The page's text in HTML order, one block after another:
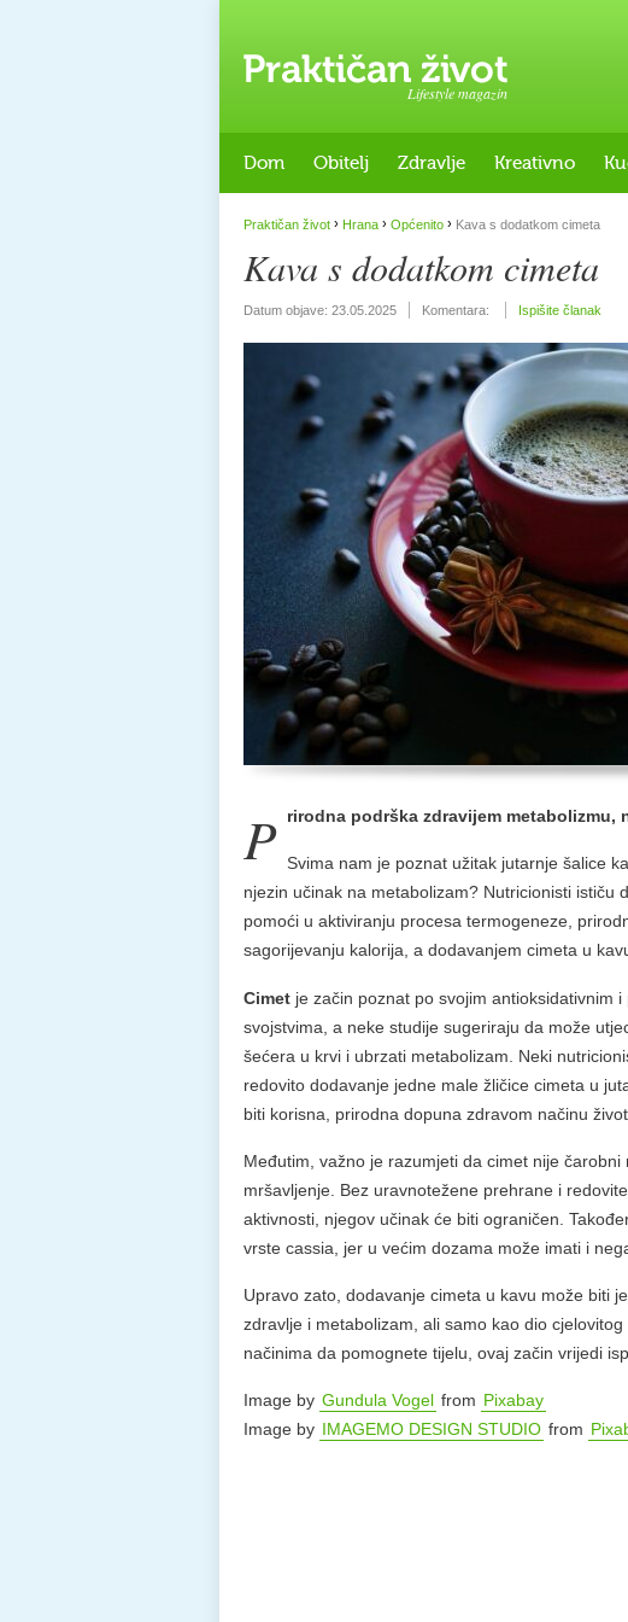
Lifestyle magazin
Dom Obitelj Zdravlje Kreativno
Praktičan život › Hrana › Općenito › Kava s dodatkom cimeta
Kava s dodatkom cimeta
Datum objave: 23.05.2025 Komentara: Ispišite članak
P rirodna podrška zdravijem metabolizmu,
Svima nam je poznat užitak jutarnje šalice
njezin učinak na metabolizam? Nutricionisti ističu
pomoći u aktiviranju procesa termogeneze,
sagorijevanju kalorija, a dodavanjem cimeta u
Cimet je začin poznat po svojim antioksidativnim i
svojstvima, a neke studije sugeriraju da može
šećera u krvi i ubrzati metabolizam. Neki
redovito dodavanje jedne male žličice cimeta u
biti korisna, prirodna dopuna zdravom načinu
Međutim, važno je razumjeti da cimet nije čarobni
mršavljenje. Bez uravnotežene prehrane i
aktivnosti, njegov učinak će biti ograničen.
vrste cassia, jer u većim dozama može imati i
Upravo zato, dodavanje cimeta u kavu može biti
zdravlje i metabolizam, ali samo kao dio
načinima da pomognete tijelu, ovaj začin vrijedi
Image by Gundula Vogel from Pixabay
Image by IMAGEMO DESIGN STUDIO from